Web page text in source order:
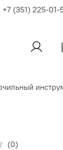
+7 (351) 225-01-
(0)